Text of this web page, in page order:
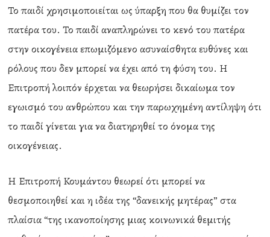
Το παιδί χρησιμοποιείται ως ύπαρξη που θα θυμίζει τον
πατέρα του. Το παιδί αναπληρώνει το κενό του πατέρα
στην οικογένεια επωμιζόμενο ασυναίσθητα ευθύνες και
ρόλους που δεν μπορεί να έχει από τη φύση του. Η
Επιτροπή λοιπόν έρχεται να θεωρήσει δικαίωμα τον
εγωισμό του ανθρώπου και την παρωχημένη αντίληψη ότι
το παιδί γίνεται για να διατηρηθεί το όνομα της
οικογένειας.
Η Επιτροπή Κουμάντου θεωρεί ότι μπορεί να
θεσμοποιηθεί και η ιδέα της “δανεικής μητέρας” στα
πλαίσια “της ικανοποίησης μιας κοινωνικά θεμιτής